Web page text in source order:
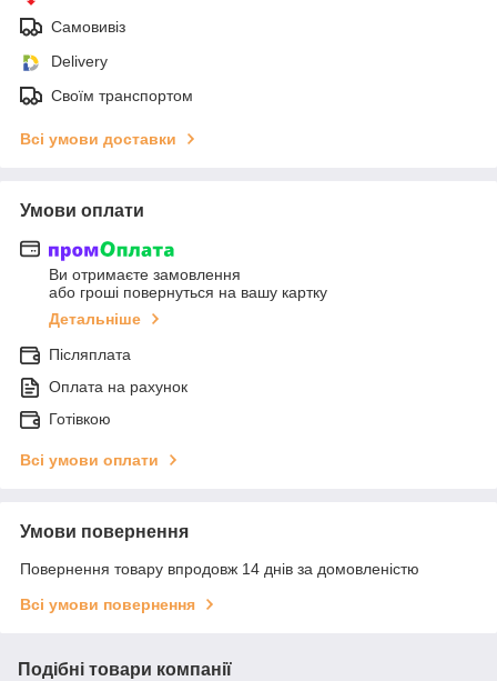
Самовивіз
Delivery
Своїм транспортом
Всі умови доставки
Умови оплати
Ви отримаєте замовлення
або гроші повернуться на вашу картку
Детальніше
Післяплата
Оплата на рахунок
Готівкою
Всі умови оплати
Умови повернення
Повернення товару впродовж 14 днів за домовленістю
Всі умови повернення
Подібні товари компанії